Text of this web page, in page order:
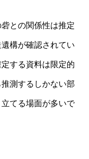
との関係性は推定
構が確認されてい
する資料は限定的
測するしかない部
てる場面が多いで